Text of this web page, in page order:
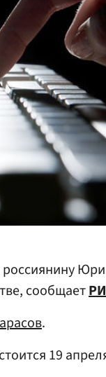
россиянину
сообщает
.
19